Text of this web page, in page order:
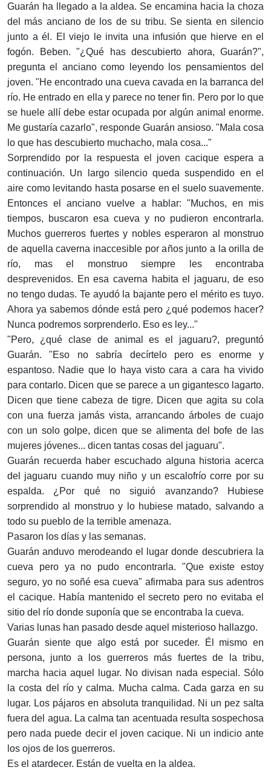
Guarán ha llegado a la aldea. Se encamina hacia la choza
del más anciano de los de su tribu. Se sienta en silencio
junto a él. El viejo le invita una infusión que hierve en el
fogón. Beben. "¿Qué has descubierto ahora, Guarán?",
pregunta el anciano como leyendo los pensamientos del
joven. "He encontrado una cueva cavada en la barranca del
río. He entrado en ella y parece no tener fin. Pero por lo que
se huele allí debe estar ocupada por algún animal enorme.
Me gustaría cazarlo", responde Guarán ansioso. "Mala cosa
lo que has descubierto muchacho, mala cosa..."
Sorprendido por la respuesta el joven cacique espera a
continuación. Un largo silencio queda suspendido en el
aire como levitando hasta posarse en el suelo suavemente.
Entonces el anciano vuelve a hablar: "Muchos, en mis
tiempos, buscaron esa cueva y no pudieron encontrarla.
Muchos guerreros fuertes y nobles esperaron al monstruo
de aquella caverna inaccesible por años junto a la orilla de
río, mas el monstruo siempre les encontraba
desprevenidos. En esa caverna habita el jaguaru, de eso
no tengo dudas. Te ayudó la bajante pero el mérito es tuyo.
Ahora ya sabemos dónde está pero ¿qué podemos hacer?
Nunca podremos sorprenderlo. Eso es ley..."
"Pero, ¿qué clase de animal es el jaguaru?, preguntó
Guarán. "Eso no sabría decírtelo pero es enorme y
espantoso. Nadie que lo haya visto cara a cara ha vivido
para contarlo. Dicen que se parece a un gigantesco lagarto.
Dicen que tiene cabeza de tigre. Dicen que agita su cola
con una fuerza jamás vista, arrancando árboles de cuajo
con un solo golpe, dicen que se alimenta del bofe de las
mujeres jóvenes... dicen tantas cosas del jaguaru".
Guarán recuerda haber escuchado alguna historia acerca
del jaguaru cuando muy niño y un escalofrío corre por su
espalda. ¿Por qué no siguió avanzando? Hubiese
sorprendido al monstruo y lo hubiese matado, salvando a
todo su pueblo de la terrible amenaza.
Pasaron los días y las semanas.
Guarán anduvo merodeando el lugar donde descubriera la
cueva pero ya no pudo encontrarla. "Que existe estoy
seguro, yo no soñé esa cueva" afirmaba para sus adentros
el cacique. Había mantenido el secreto pero no evitaba el
sitio del río donde suponía que se encontraba la cueva.
Varias lunas han pasado desde aquel misterioso hallazgo.
Guarán siente que algo está por suceder. Él mismo en
persona, junto a los guerreros más fuertes de la tribu,
marcha hacia aquel lugar. No divisan nada especial. Sólo
la costa del río y calma. Mucha calma. Cada garza en su
lugar. Los pájaros en absoluta tranquilidad. Ni un pez salta
fuera del agua. La calma tan acentuada resulta sospechosa
pero nada puede decir el joven cacique. Ni un indicio ante
los ojos de los guerreros.
Es el atardecer. Están de vuelta en la aldea.